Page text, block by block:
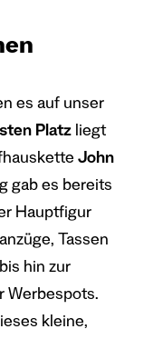
es auf unser
Platz liegt
John
gab es bereits
Hauptfigur
Tassen
hin zur
Werbespots.
kleine,